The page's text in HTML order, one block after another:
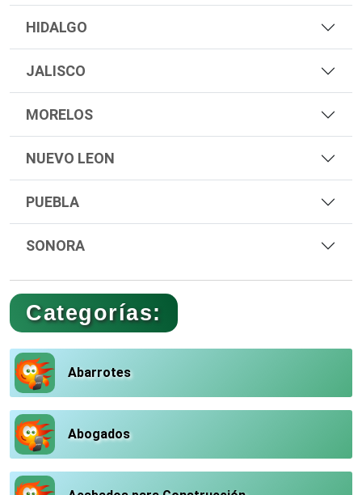
HIDALGO
JALISCO
MORELOS
NUEVO LEON
PUEBLA
SONORA
Categorías:
Abarrotes
Abogados